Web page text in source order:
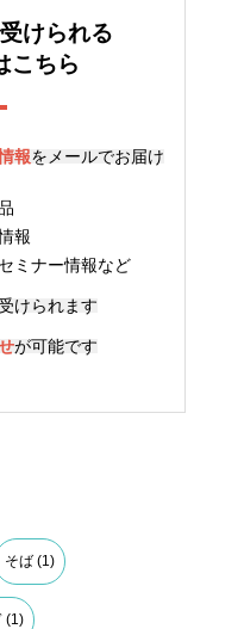
けられる
こちら
報をメールでお届け
報
ミナー情報など
けられます
が可能です
そば (1)
(1)